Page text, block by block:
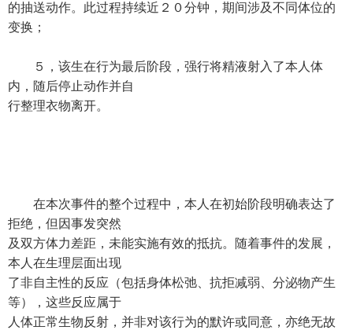
的抽送动作。此过程持续近２０分钟，期间涉及不同体位的
变换；
５，该生在行为最后阶段，强行将精液射入了本人体
内，随后停止动作并自
行整理衣物离开。
在本次事件的整个过程中，本人在初始阶段明确表达了
拒绝，但因事发突然
及双方体力差距，未能实施有效的抵抗。随着事件的发展，
本人在生理层面出现
了非自主性的反应（包括身体松弛、抗拒减弱、分泌物产生
等），这些反应属于
人体正常生物反射，并非对该行为的默许或同意，亦绝无故